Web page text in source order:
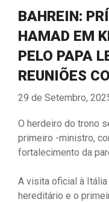
BAHREIN:
HAMAD EM
PELO PAPA
REUNIÕES
29 de Setembro,
O herdeiro do trono
primeiro -ministro,
fortalecimento da
A visita oficial à
hereditário e o